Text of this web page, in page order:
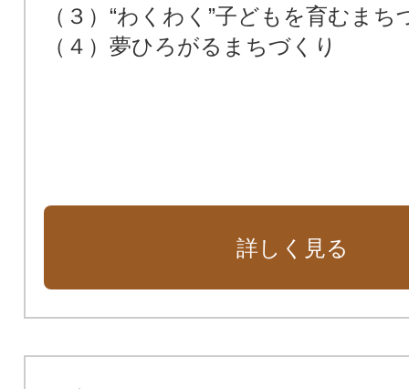
（３）“わくわく”子どもを育むまち
（４）夢ひろがるまちづくり
詳しく見る